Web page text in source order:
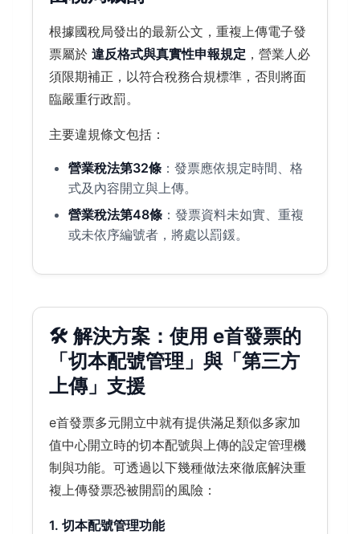
根據國稅局發出的最新公文，重複上傳電子發
票屬於 違反格式與真實性申報規定 ，營業人必
須限期補正，以符合稅務合規標準，否則將面
臨嚴重行政罰。
主要違規條文包括：
營業稅法第32條 ：發票應依規定時間、格
式及內容開立與上傳。
營業稅法第48條 ：發票資料未如實、重複
或未依序編號者，將處以罰鍰。
🛠️ 解決方案：使用 e首發票的
「切本配號管理」與「第三方
上傳」支援
e首發票多元開立中就有提供滿足類似多家加
值中心開立時的切本配號與上傳的設定管理機
制與功能。可透過以下幾種做法來徹底解決重
複上傳發票恐被開罰的風險：
1. 切本配號管理功能